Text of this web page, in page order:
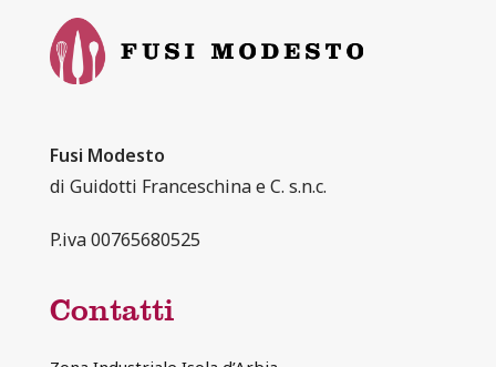
Fusi Modesto
di Guidotti Franceschina e C. s.n.c.
P.iva 00765680525
Contatti